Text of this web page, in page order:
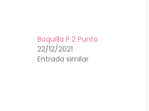
Boquilla P 2 Punto
22/12/2021
Entrada similar